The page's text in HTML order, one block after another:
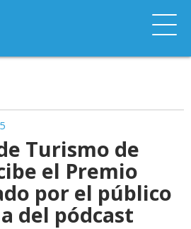
Turismo de
el Premio
por el público
del pódcast